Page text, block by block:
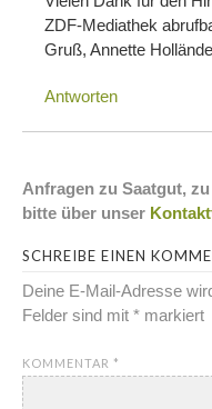
ZDF-Mediathek
Gruß, Annette
Antworten
Anfragen zu Saatgut,
bitte über unser
SCHREIBE EINEN
Deine E-Mail-Adresse
Felder sind mit * markiert
KOMMENTAR *